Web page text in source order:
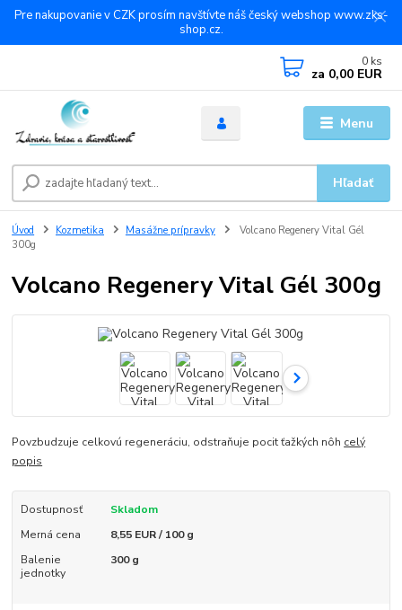
Pre nakupovanie v CZK prosím navštívte náš český webshop www.zks-
shop.cz.
Menu
Hľadať
0 ks
za 0,00 EUR
Úvod Kozmetika Masážne prípravky
Volcano Regenery Vital Gél
300g
Volcano Regenery Vital Gél 300g
Povzbudzuje celkovú regeneráciu, odstraňuje pocit ťažkých nôh celý
popis
Dostupnosť
Skladom
Merná cena
8,55 EUR / 100 g
Balenie
jednotky
300 g